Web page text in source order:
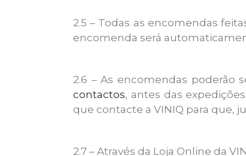
2.5 – Todas as encomendas
encomenda será
2.6 – As encomendas poderão
contactos, antes das
que contacte a VINIQ para que,
2.7 – Através da Loja Online da